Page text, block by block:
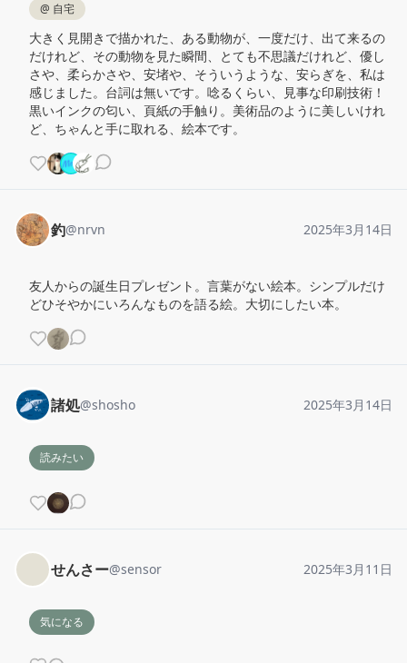
@ 自宅
大きく見開きで描かれた、ある動物が、一度だけ、出て来るの
だけれど、その動物を見た瞬間、とても不思議だけれど、優し
さや、柔らかさや、安堵や、そういうような、安らぎを、私は
感じました。台詞は無いです。唸るくらい、見事な印刷技術！
黒いインクの匂い、頁紙の手触り。美術品のように美しいけれ
ど、ちゃんと手に取れる、絵本です。
釣@nrvn 2025年3月14日
友人からの誕生日プレゼント。言葉がない絵本。シンプルだけ
どひそやかにいろんなものを語る絵。大切にしたい本。
諸処@shosho 2025年3月14日
読みたい
せんさー@sensor 2025年3月11日
気になる